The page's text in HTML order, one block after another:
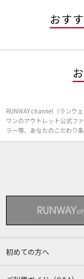
おす
RUNWAY channel（ランウ
ワンのアウトレット公式フ
ラー等、あなたのこだわり
初めての方へ